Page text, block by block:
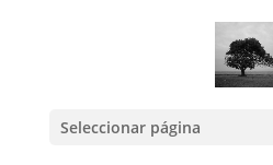
Seleccionar página